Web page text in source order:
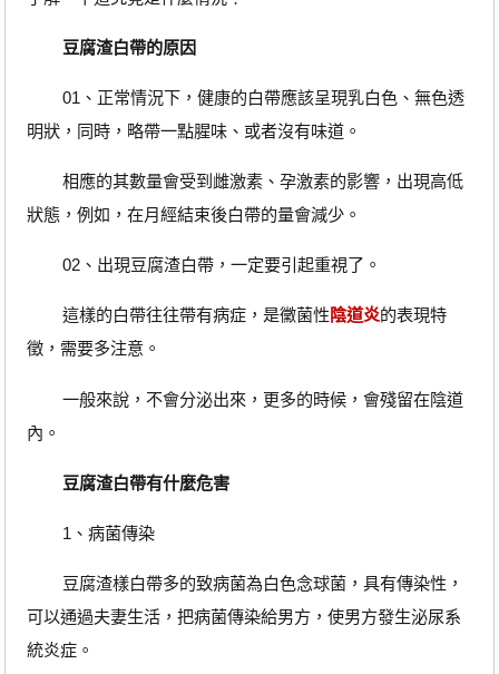
豆腐渣白帶的原因
01、正常情況下，健康的白帶應該呈現乳白色、無色透
明狀，同時，略帶一點腥味、或者沒有味道。
相應的其數量會受到雌激素、孕激素的影響，出現高低
狀態，例如，在月經結束後白帶的量會減少。
02、出現豆腐渣白帶，一定要引起重視了。
這樣的白帶往往帶有病症，是黴菌性陰道炎的表現特
徵，需要多注意。
一般來說，不會分泌出來，更多的時候，會殘留在陰道
內。
豆腐渣白帶有什麼危害
1、病菌傳染
豆腐渣樣白帶多的致病菌為白色念球菌，具有傳染性，
可以通過夫妻生活，把病菌傳染給男方，使男方發生泌尿系
統炎症。